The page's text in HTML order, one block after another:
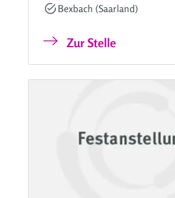
Bexbach (Saarland)
Zur Stelle